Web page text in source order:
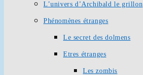
L’univers d’Archibald le grillon
Phénomènes étranges
Le secret des dolmens
Etres étranges
Les zombis